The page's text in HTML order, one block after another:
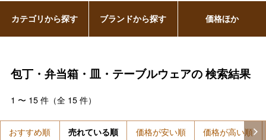
包丁・弁当箱・皿・テーブルウェアの検索結果
1 〜 15件（全 15件）
おすすめ順 売れている順 価格が安い順 価格が高い順
カテゴリから探す ブランドから探す 価格ほか